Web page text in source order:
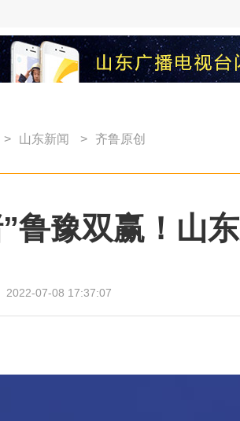
> 山东新闻 > 齐鲁原创
鲁豫双赢！山
2022-07-08 17:37:07